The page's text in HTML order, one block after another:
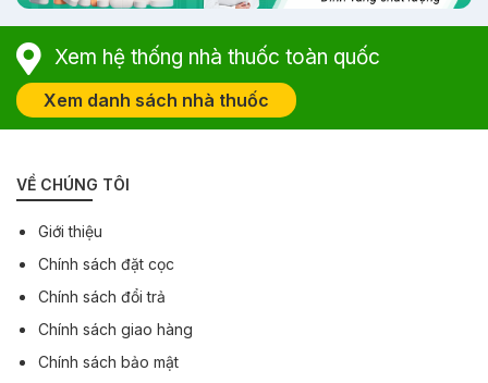
Xem hệ thống nhà thuốc toàn quốc
Xem danh sách nhà thuốc
VỀ CHÚNG TÔI
Giới thiệu
Chính sách đặt cọc
Chính sách đổi trả
Chính sách giao hàng
Chính sách bảo mật